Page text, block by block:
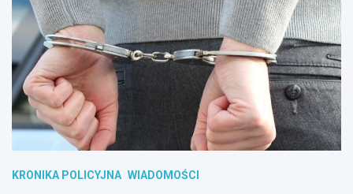
KRONIKA POLICYJNA WIADOMOŚCI